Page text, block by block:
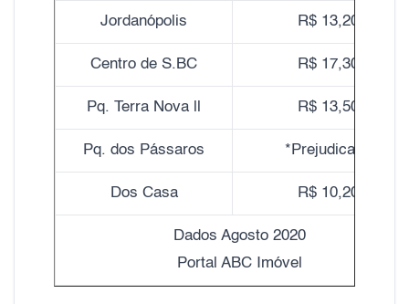
Jordanópolis R$ 13,20
Centro de S.BC R$ 17,30
Pq. Terra Nova ll R$ 13,50
Pq. dos Pássaros *Prejudicado
Dos Casa R$ 10,20
Dados Agosto 2020
Portal ABC Imóvel